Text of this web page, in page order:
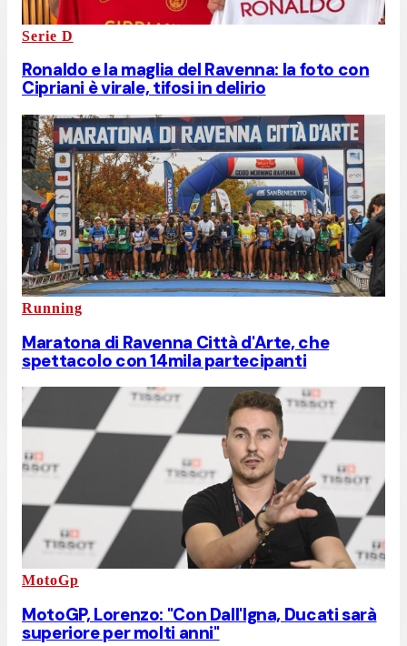
Serie D
Ronaldo e la maglia del Ravenna: la foto con
Cipriani è virale, tifosi in delirio
Running
Maratona di Ravenna Città d'Arte, che
spettacolo con 14mila partecipanti
MotoGp
MotoGP, Lorenzo: "Con Dall'Igna, Ducati sarà
superiore per molti anni"